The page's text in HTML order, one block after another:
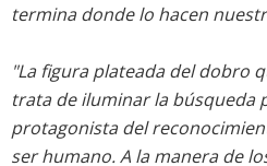
termina donde lo hacen
"La figura plateada del dobro
trata de iluminar la búsqueda
protagonista del
ser humano. A la manera de